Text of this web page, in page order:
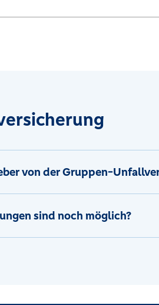
von der Gruppen-
sind noch möglich?